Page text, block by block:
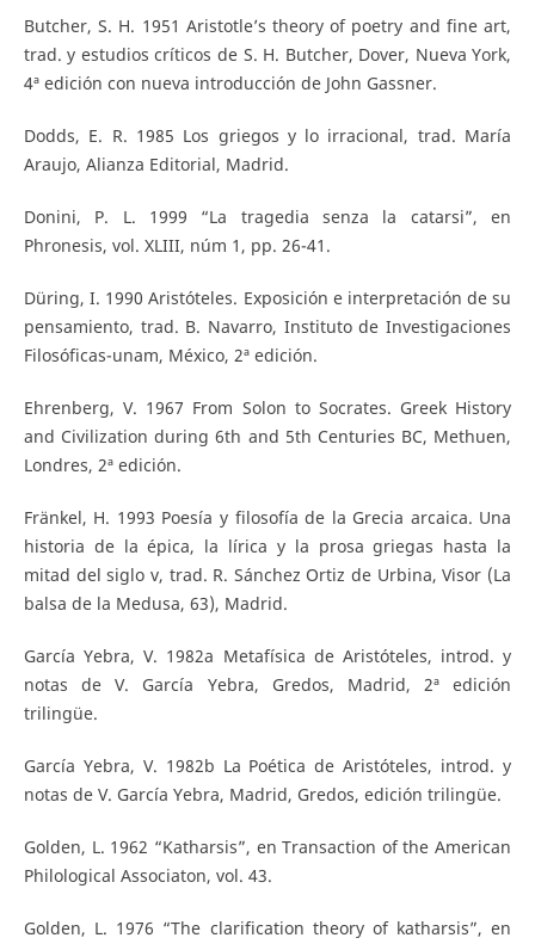
Butcher, S. H. 1951 Aristotle’s theory of poetry and fine art,
trad. y estudios críticos de S. H. Butcher, Dover, Nueva York,
4ª edición con nueva introducción de John Gassner.
Dodds, E. R. 1985 Los griegos y lo irracional, trad. María
Araujo, Alianza Editorial, Madrid.
Donini, P. L. 1999 “La tragedia senza la catarsi”, en
Phronesis, vol. XLIII, núm 1, pp. 26-41.
Düring, I. 1990 Aristóteles. Exposición e interpretación de su
pensamiento, trad. B. Navarro, Instituto de Investigaciones
Filosóficas-unam, México, 2ª edición.
Ehrenberg, V. 1967 From Solon to Socrates. Greek History
and Civilization during 6th and 5th Centuries BC, Methuen,
Londres, 2ª edición.
Fränkel, H. 1993 Poesía y filosofía de la Grecia arcaica. Una
historia de la épica, la lírica y la prosa griegas hasta la
mitad del siglo v, trad. R. Sánchez Ortiz de Urbina, Visor (La
balsa de la Medusa, 63), Madrid.
García Yebra, V. 1982a Metafísica de Aristóteles, introd. y
notas de V. García Yebra, Gredos, Madrid, 2ª edición
trilingüe.
García Yebra, V. 1982b La Poética de Aristóteles, introd. y
notas de V. García Yebra, Madrid, Gredos, edición trilingüe.
Golden, L. 1962 “Katharsis”, en Transaction of the American
Philological Associaton, vol. 43.
Golden, L. 1976 “The clarification theory of katharsis”, en